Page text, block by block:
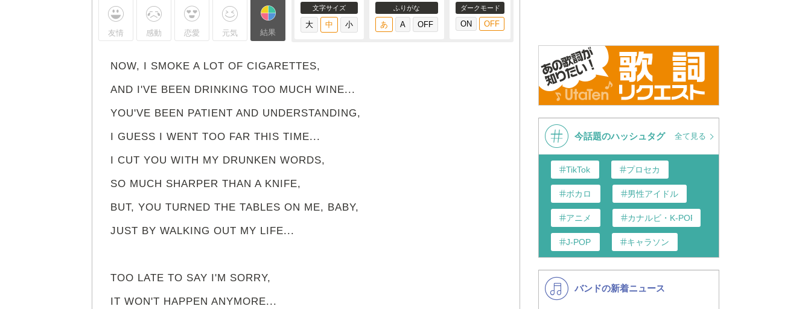
友情 感動 恋愛 元気 結果
文字サイズ ふりがな ダークモード
NOW, I SMOKE A LOT OF CIGARETTES,
AND I'VE BEEN DRINKING TOO MUCH WINE...
YOU'VE BEEN PATIENT AND UNDERSTANDING,
I GUESS I WENT TOO FAR THIS TIME...
I CUT YOU WITH MY DRUNKEN WORDS,
SO MUCH SHARPER THAN A KNIFE,
BUT, YOU TURNED THE TABLES ON ME, BABY,
JUST BY WALKING OUT MY LIFE...
TOO LATE TO SAY I'M SORRY,
IT WON'T HAPPEN ANYMORE...
今話題のハッシュタグ 全て見る
TikTok プロセカ
ボカロ 男性アイドル
アニメ カナルビ・K-POP和訳
J-POP キャラソン
K-POP バンド
バンドの新着ニュース